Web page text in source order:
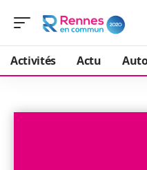
Activités Actu